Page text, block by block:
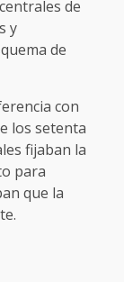
de
y
de
con
los setenta
fijaban la
para
que la